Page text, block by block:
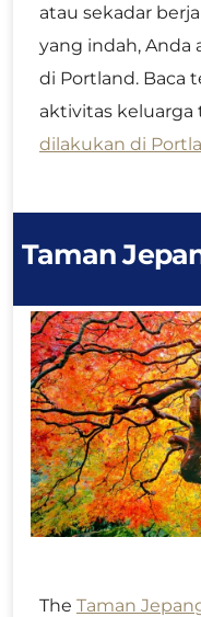
atau sekadar
yang indah, Anda
di Portland. Baca
aktivitas keluarga
dilakukan di
Taman
The Taman